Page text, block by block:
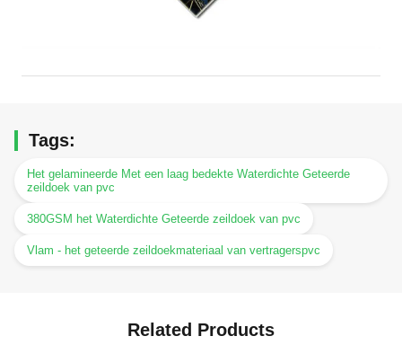
Tags:
Het gelamineerde Met een laag bedekte Waterdichte Geteerde
zeildoek van pvc
380GSM het Waterdichte Geteerde zeildoek van pvc
Vlam - het geteerde zeildoekmateriaal van vertragerspvc
Related Products